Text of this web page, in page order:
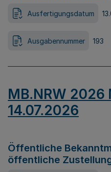
Ausfertigungsdatum
Ausgabennummer 193
MB.NRW 2026
14.07.2026
Öffentliche
öffentliche